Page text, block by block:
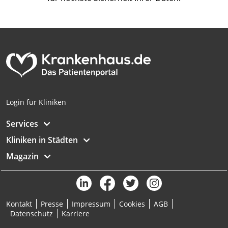
Login für Kliniken
Services
Kliniken in Städten
Magazin
Kontakt Presse Impressum Cookies
AGB
Datenschutz
Karriere